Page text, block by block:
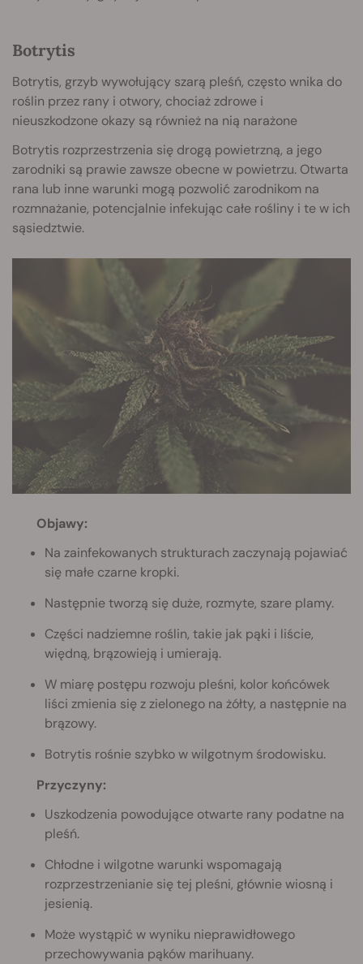
Botrytis
Botrytis, grzyb wywołujący szarą pleśń, często wnika do
roślin przez rany i otwory, chociaż zdrowe i
nieuszkodzone okazy są również na nią narażone
Botrytis rozprzestrzenia się drogą powietrzną, a jego
zarodniki są prawie zawsze obecne w powietrzu. Otwarta
rana lub inne warunki mogą pozwolić zarodnikom na
rozmnażanie, potencjalnie infekując całe rośliny i te w ich
sąsiedztwie.
Objawy:
Na zainfekowanych strukturach zaczynają pojawiać
się małe czarne kropki.
Następnie tworzą się duże, rozmyte, szare plamy.
Części nadziemne roślin, takie jak pąki i liście,
więdną, brązowieją i umierają.
W miarę postępu rozwoju pleśni, kolor końcówek
liści zmienia się z zielonego na żółty, a następnie na
brązowy.
Botrytis rośnie szybko w wilgotnym środowisku.
Przyczyny:
Uszkodzenia powodujące otwarte rany podatne na
pleśń.
Chłodne i wilgotne warunki wspomagają
rozprzestrzenianie się tej pleśni, głównie wiosną i
jesienią.
Może wystąpić w wyniku nieprawidłowego
przechowywania pąków marihuany.